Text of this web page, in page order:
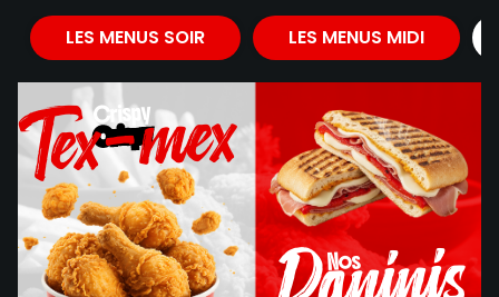
Tomate
LES MENUS SOIR LES MENUS MIDI
Crispy
Crispy
Tex-mex
Nos
Nos